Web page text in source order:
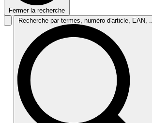
Fermer la recherche
Recherche par termes, numéro d'article, EAN, ...